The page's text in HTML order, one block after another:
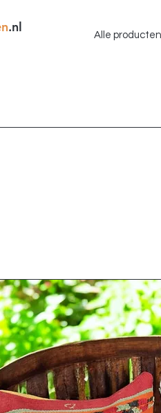
.nl
Alle producten